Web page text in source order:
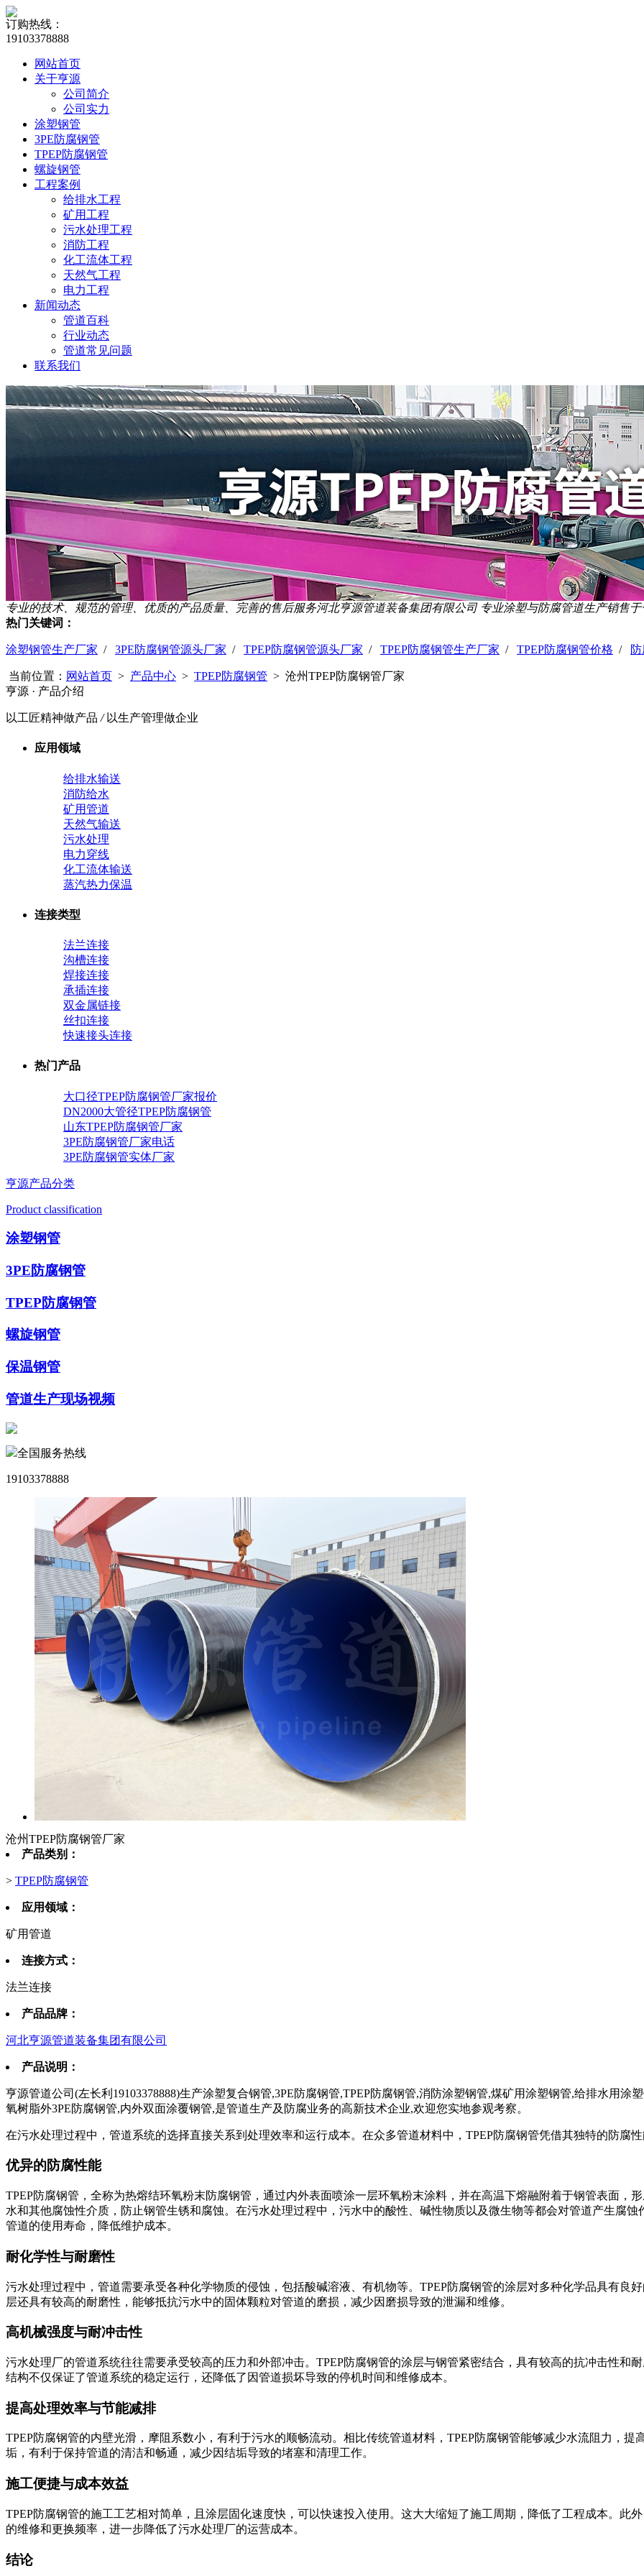
订购热线：
19103378888
网站首页
关于亨源
公司简介
公司实力
涂塑钢管
3PE防腐钢管
TPEP防腐钢管
螺旋钢管
工程案例
给排水工程
矿用工程
污水处理工程
消防工程
化工流体工程
天然气工程
电力工程
新闻动态
管道百科
行业动态
管道常见问题
联系我们
专业的技术、规范的管理、优质的产品质量、完善的售后服务河北亨源管道装备集团有限公司 专业涂塑与防腐管道生产销售
热门关键词：
涂塑钢管生产厂家 / 3PE防腐钢管源头厂家 / TPEP防腐钢管源头厂家 / TPEP防腐钢管生产厂家 / TPEP防腐钢管价格 /
当前位置： 网站首页 > 产品中心 > TPEP防腐钢管 > 沧州TPEP防腐钢管厂家
亨源 · 产品介绍
以工匠精神做产品 /以生产管理做企业
应用领域
给排水输送
消防给水
矿用管道
天然气输送
污水处理
电力穿线
化工流体输送
蒸汽热力保温
连接类型
法兰连接
沟槽连接
焊接连接
承插连接
双金属链接
丝扣连接
快速接头连接
热门产品
大口径TPEP防腐钢管厂家报价
DN2000大管径TPEP防腐钢管
山东TPEP防腐钢管厂家
3PE防腐钢管厂家电话
3PE防腐钢管实体厂家
亨源产品分类
Product classification
涂塑钢管
3PE防腐钢管
TPEP防腐钢管
螺旋钢管
保温钢管
管道生产现场视频
全国服务热线
19103378888
沧州TPEP防腐钢管厂家
产品类别：
> TPEP防腐钢管
应用领域：
矿用管道
连接方式：
法兰连接
产品品牌：
河北亨源管道装备集团有限公司
产品说明：
亨源管道公司(左长利19103378888)生产涂塑复合钢管,3PE防腐钢管,TPEP防腐钢管,消防涂塑钢管,煤矿用涂塑钢管,给排水用
氧树脂外3PE防腐钢管,内外双面涂覆钢管,是管道生产及防腐业务的高新技术企业,欢迎您实地参观考察。
在污水处理过程中，管道系统的选择直接关系到处理效率和运行成本。在众多管道材料中，TPEP防腐钢管凭借其独特的防腐
优异的防腐性能
TPEP防腐钢管，全称为热熔结环氧粉末防腐钢管，通过内外表面喷涂一层环氧粉末涂料，并在高温下熔融附着于钢管表面，
水和其他腐蚀性介质，防止钢管生锈和腐蚀。在污水处理过程中，污水中的酸性、碱性物质以及微生物等都会对管道产生腐
管道的使用寿命，降低维护成本。
耐化学性与耐磨性
污水处理过程中，管道需要承受各种化学物质的侵蚀，包括酸碱溶液、有机物等。TPEP防腐钢管的涂层对多种化学品具有良
层还具有较高的耐磨性，能够抵抗污水中的固体颗粒对管道的磨损，减少因磨损导致的泄漏和维修。
高机械强度与耐冲击性
污水处理厂的管道系统往往需要承受较高的压力和外部冲击。TPEP防腐钢管的涂层与钢管紧密结合，具有较高的抗冲击性和
结构不仅保证了管道系统的稳定运行，还降低了因管道损坏导致的停机时间和维修成本。
提高处理效率与节能减排
TPEP防腐钢管的内壁光滑，摩阻系数小，有利于污水的顺畅流动。相比传统管道材料，TPEP防腐钢管能够减少水流阻力，
垢，有利于保持管道的清洁和畅通，减少因结垢导致的堵塞和清理工作。
施工便捷与成本效益
TPEP防腐钢管的施工工艺相对简单，且涂层固化速度快，可以快速投入使用。这大大缩短了施工周期，降低了工程成本。此
的维修和更换频率，进一步降低了污水处理厂的运营成本。
结论